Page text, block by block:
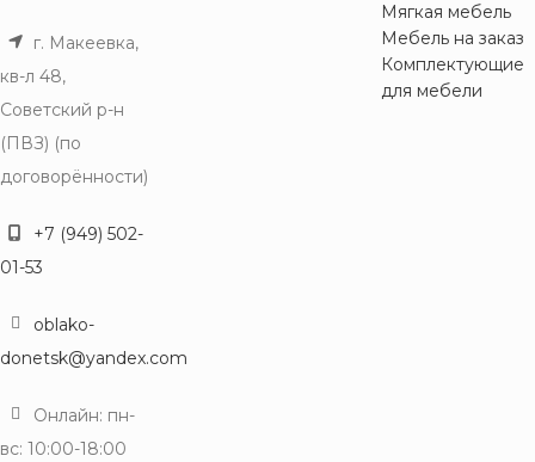
г. Макеевка,
кв-л 48,
Советский р-н
(ПВЗ) (по
договорённости)
+7 (949) 502-
01-53
oblako-
donetsk@yandex.com
Онлайн: пн-
вс: 10:00-18:00
Мягкая мебель
Мебель на заказ
Комплектующие
для мебели